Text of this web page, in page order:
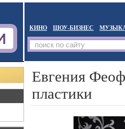
КИНО ШОУ-БИЗНЕС
Евгения
пластики